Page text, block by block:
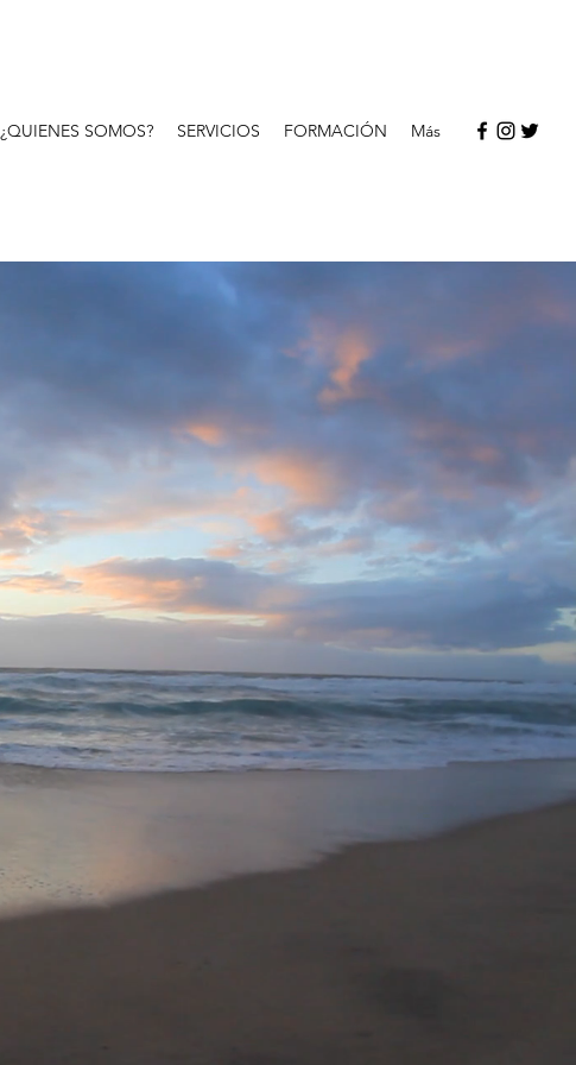
¿QUIENES SOMOS? SERVICIOS FORMACIÓN Más